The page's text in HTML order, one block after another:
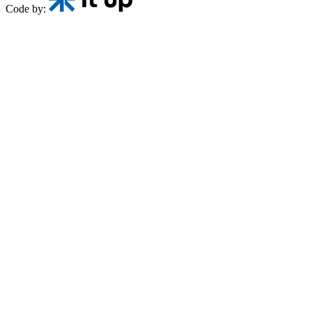
Code by: